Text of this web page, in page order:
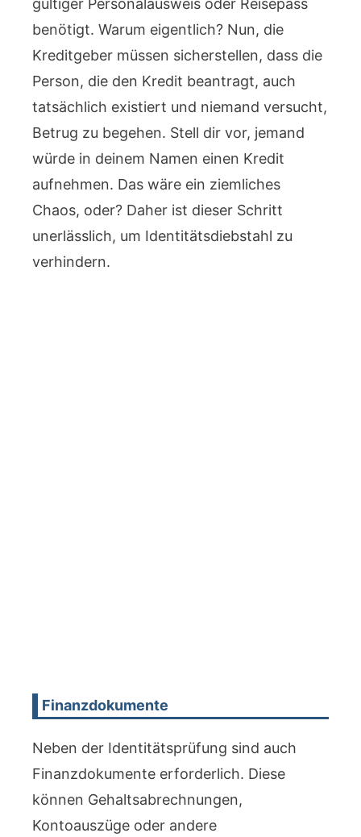
gültiger Personalausweis oder Reisepass
benötigt. Warum eigentlich? Nun, die
Kreditgeber müssen sicherstellen, dass die
Person, die den Kredit beantragt, auch
tatsächlich existiert und niemand versucht,
Betrug zu begehen. Stell dir vor, jemand
würde in deinem Namen einen Kredit
aufnehmen. Das wäre ein ziemliches
Chaos, oder? Daher ist dieser Schritt
unerlässlich, um Identitätsdiebstahl zu
verhindern.
Finanzdokumente
Neben der Identitätsprüfung sind auch
Finanzdokumente erforderlich. Diese
können Gehaltsabrechnungen,
Kontoauszüge oder andere